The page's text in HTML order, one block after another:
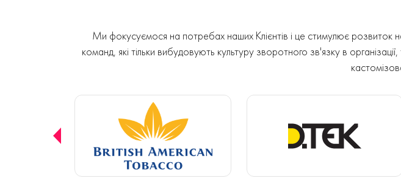
Ми фокусуємося на потребах наших Клієнтів і це стимулює розвиток
команд, які тільки вибудовують культуру зворотного зв'язку в